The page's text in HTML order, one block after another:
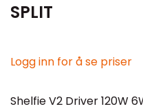
SPLIT
Logg inn for å se priser
Shelfie V2 Driver 120W